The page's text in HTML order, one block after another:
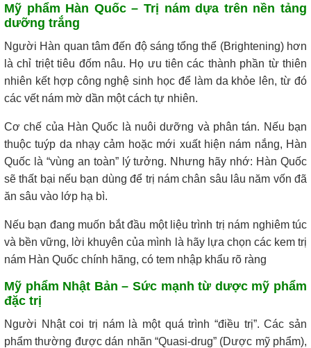
Mỹ phẩm Hàn Quốc – Trị nám dựa trên nền tảng
dưỡng trắng
Người Hàn quan tâm đến độ sáng tổng thể (Brightening) hơn
là chỉ triệt tiêu đốm nâu. Họ ưu tiên các thành phần từ thiên
nhiên kết hợp công nghệ sinh học để làm da khỏe lên, từ đó
các vết nám mờ dần một cách tự nhiên.
Cơ chế của Hàn Quốc là nuôi dưỡng và phân tán. Nếu bạn
thuộc tuýp da nhạy cảm hoặc mới xuất hiện nám nắng, Hàn
Quốc là “vùng an toàn” lý tưởng. Nhưng hãy nhớ: Hàn Quốc
sẽ thất bại nếu bạn dùng để trị nám chân sâu lâu năm vốn đã
ăn sâu vào lớp hạ bì.
Nếu bạn đang muốn bắt đầu một liệu trình trị nám nghiêm túc
và bền vững, lời khuyên của mình là hãy lựa chọn các kem trị
nám Hàn Quốc chính hãng, có tem nhập khẩu rõ ràng
Mỹ phẩm Nhật Bản – Sức mạnh từ dược mỹ phẩm
đặc trị
Người Nhật coi trị nám là một quá trình “điều trị”. Các sản
phẩm thường được dán nhãn “Quasi-drug” (Dược mỹ phẩm),